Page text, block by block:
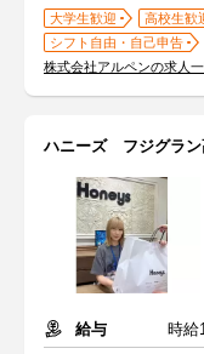
大学生歓迎 高校生歓
シフト自由・自己申告
株式会社アルペンの求人
ハニーズ フジグラン
給与
時給